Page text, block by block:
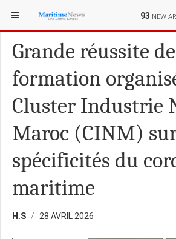
93 NEW
VOUS ÊTES ICI :
Grande réussite
formation
Cluster Industrie
Maroc (CINM)
spécificités du
maritime
H.S 28 AVRIL 2026